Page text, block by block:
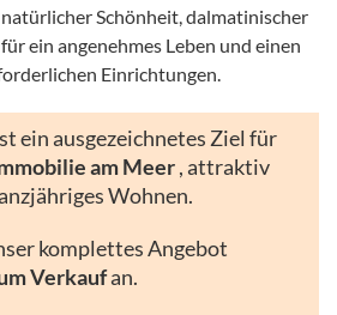
Schönheit, dalmatinischer
ein angenehmes Leben und einen
Einrichtungen.
ein ausgezeichnetes Ziel für
am Meer, attraktiv
Wohnen.
komplettes Angebot
Verkaufan.